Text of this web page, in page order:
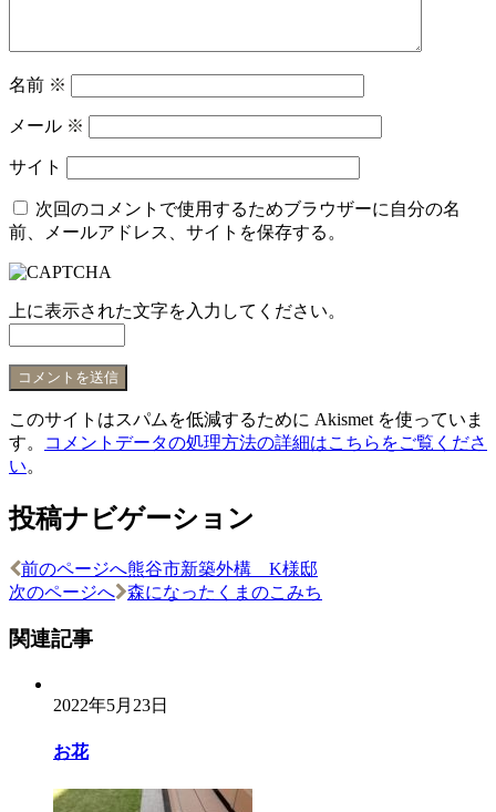
名前 ※
メール ※
サイト
次回のコメントで使用するためブラウザーに自分の名
前、メールアドレス、サイトを保存する。
上に表示された文字を入力してください。
このサイトはスパムを低減するために Akismet を使っていま
す。
コメントデータの処理方法の詳細はこちらをご覧くださ
い。
投稿ナビゲーション
前のページへ熊谷市新築外構 K様邸
次のページへ
森になったくまのこみち
関連記事
2022年5月23日
お花